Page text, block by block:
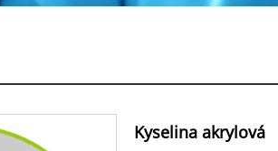
Kyselina akrylová